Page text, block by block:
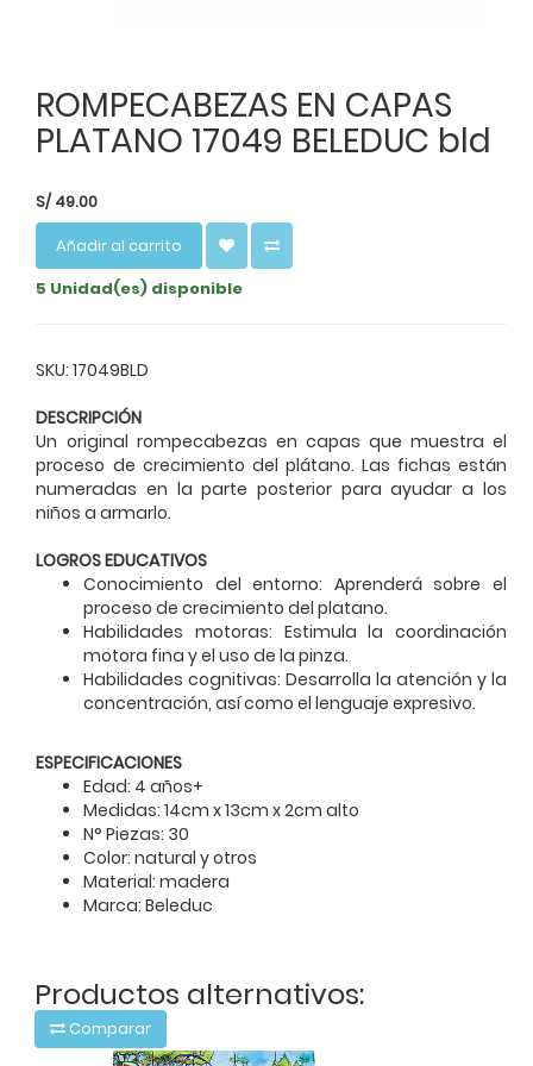
ROMPECABEZAS EN CAPAS
PLATANO 17049 BELEDUC bld
S/49.00
Añadir al carrito
5 Unidad(es) disponible
SKU: 17049BLD
DESCRIPCIÓN
Un original rompecabezas en capas que muestra el
proceso de crecimiento del plátano. Las fichas están
numeradas en la parte posterior para ayudar a los
niños a armarlo.
LOGROS EDUCATIVOS
Conocimiento del entorno: Aprenderá sobre el
proceso de crecimiento del platano.
Habilidades motoras: Estimula la coordinación
motora fina y el uso de la pinza.
Habilidades cognitivas: Desarrolla la atención y la
concentración, así como el lenguaje expresivo.
ESPECIFICACIONES
Edad: 4 años+
Medidas: 14cm x 13cm x 2cm alto
N° Piezas: 30
Color: natural y otros
Material: madera
Marca: Beleduc
Productos alternativos:
Comparar